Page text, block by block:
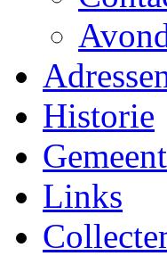
Historie
Links